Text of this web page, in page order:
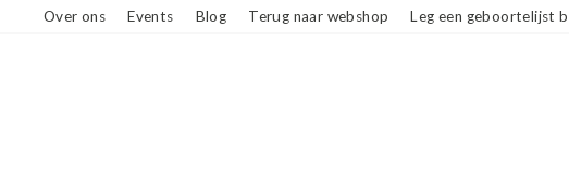
Over ons Events Blog Terug naar webshop Leg een geboortelijst